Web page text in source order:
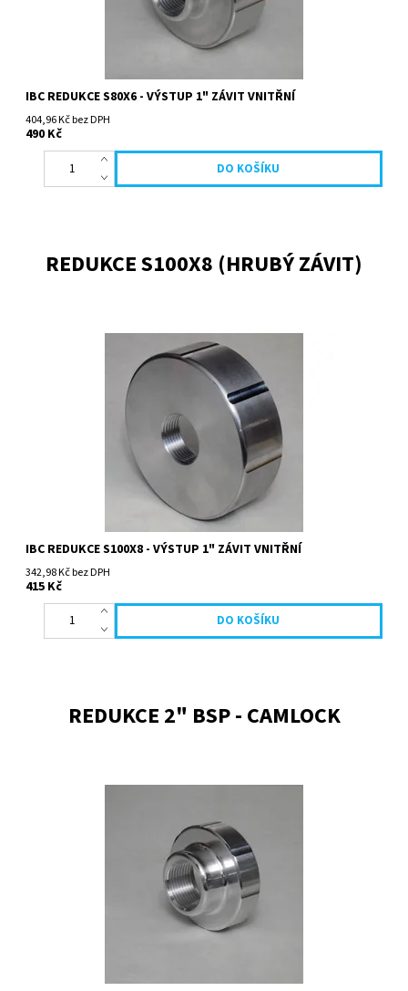
IBC REDUKCE S80X6 - VÝSTUP 1" ZÁVIT VNITŘNÍ
404,96 Kč bez DPH
490 Kč
REDUKCE S100X8 (HRUBÝ ZÁVIT)
IBC REDUKCE S100X8 - VÝSTUP 1" ZÁVIT VNITŘNÍ
342,98 Kč bez DPH
415 Kč
REDUKCE 2" BSP - CAMLOCK